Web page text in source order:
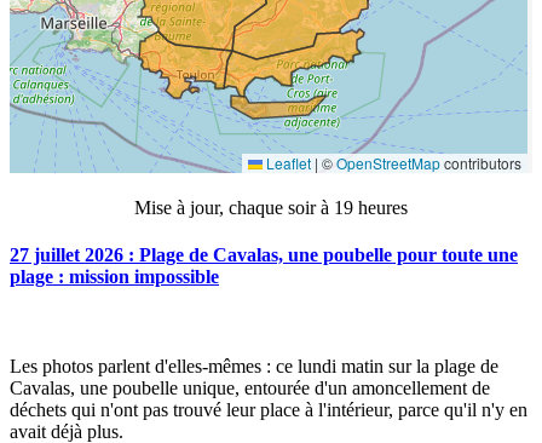
Mise à jour, chaque soir à 19 heures
27 juillet 2026 : Plage de Cavalas, une poubelle pour toute une
plage : mission impossible
Les photos parlent d'elles-mêmes : ce lundi matin sur la plage de
Cavalas, une poubelle unique, entourée d'un amoncellement de
déchets qui n'ont pas trouvé leur place à l'intérieur, parce qu'il n'y en
avait déjà plus.